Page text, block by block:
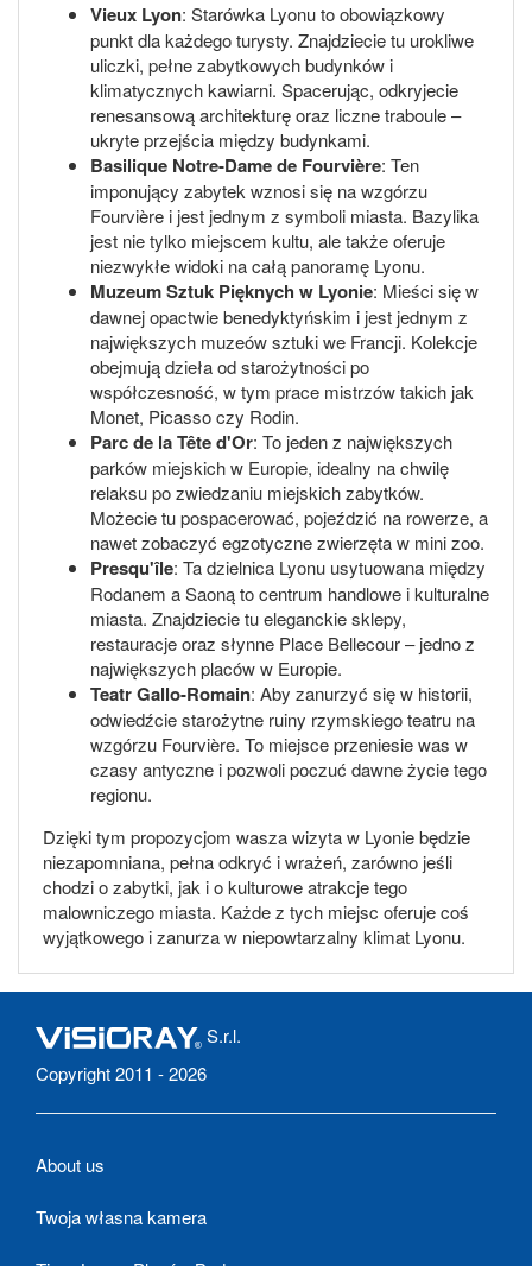
Vieux Lyon: Starówka Lyonu to obowiązkowy
punkt dla każdego turysty. Znajdziecie tu urokliwe
uliczki, pełne zabytkowych budynków i
klimatycznych kawiarni. Spacerując, odkryjecie
renesansową architekturę oraz liczne traboule –
ukryte przejścia między budynkami.
Basilique Notre-Dame de Fourvière: Ten
imponujący zabytek wznosi się na wzgórzu
Fourvière i jest jednym z symboli miasta. Bazylika
jest nie tylko miejscem kultu, ale także oferuje
niezwykłe widoki na całą panoramę Lyonu.
Muzeum Sztuk Pięknych w Lyonie: Mieści się w
dawnej opactwie benedyktyńskim i jest jednym z
największych muzeów sztuki we Francji. Kolekcje
obejmują dzieła od starożytności po
współczesność, w tym prace mistrzów takich jak
Monet, Picasso czy Rodin.
Parc de la Tête d'Or: To jeden z największych
parków miejskich w Europie, idealny na chwilę
relaksu po zwiedzaniu miejskich zabytków.
Możecie tu pospacerować, pojeździć na rowerze, a
nawet zobaczyć egzotyczne zwierzęta w mini zoo.
Presqu'île: Ta dzielnica Lyonu usytuowana między
Rodanem a Saoną to centrum handlowe i kulturalne
miasta. Znajdziecie tu eleganckie sklepy,
restauracje oraz słynne Place Bellecour – jedno z
największych placów w Europie.
Teatr Gallo-Romain: Aby zanurzyć się w historii,
odwiedźcie starożytne ruiny rzymskiego teatru na
wzgórzu Fourvière. To miejsce przeniesie was w
czasy antyczne i pozwoli poczuć dawne życie tego
regionu.
Dzięki tym propozycjom wasza wizyta w Lyonie będzie
niezapomniana, pełna odkryć i wrażeń, zarówno jeśli
chodzi o zabytki, jak i o kulturowe atrakcje tego
malowniczego miasta. Każde z tych miejsc oferuje coś
wyjątkowego i zanurza w niepowtarzalny klimat Lyonu.
S.r.l.
Copyright 2011 - 2026
About us
Twoja własna kamera